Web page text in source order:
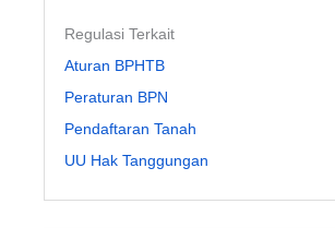
Regulasi Terkait
Aturan BPHTB
Peraturan BPN
Pendaftaran Tanah
UU Hak Tanggungan